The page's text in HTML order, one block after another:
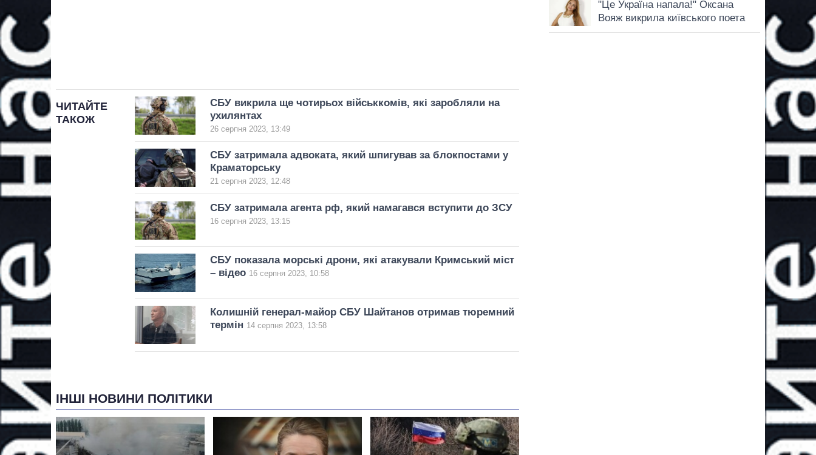
ЧИТАЙТЕ
ТАКОЖ
СБУ викрила ще чотирьох військкомів, які заробляли на
ухилянтах
26 серпня 2023, 13:49
СБУ затримала адвоката, який шпигував за блокпостами у
Краматорську
21 серпня 2023, 12:48
СБУ затримала агента рф, який намагався вступити до ЗСУ
16 серпня 2023, 13:15
СБУ показала морські дрони, які атакували Кримський міст
– відео 16 серпня 2023, 10:58
Колишній генерал-майор СБУ Шайтанов отримав тюремний
термін 14 серпня 2023, 13:58
ІНШІ НОВИНИ ПОЛІТИКИ